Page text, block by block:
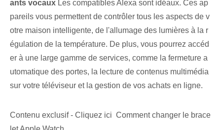
ants vocaux Les compatibles Alexa sont idéaux. Ces ap
pareils vous permettent de contrôler tous les aspects de v
otre maison intelligente, de l'allumage des lumières à la r
égulation de la température. De plus, vous pourrez accéd
er à une large gamme de services, comme la fermeture a
utomatique des portes, la lecture de contenus multimédia
sur votre téléviseur et la gestion de vos achats en ligne.
Contenu exclusif - Cliquez ici Comment changer le brace